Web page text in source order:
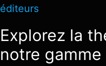
éditeurs
Explorez la
notre